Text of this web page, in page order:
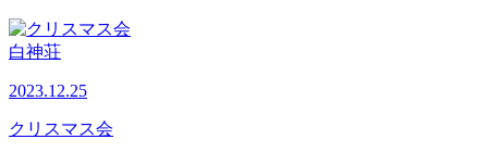
白神荘
2023.12.25
クリスマス会